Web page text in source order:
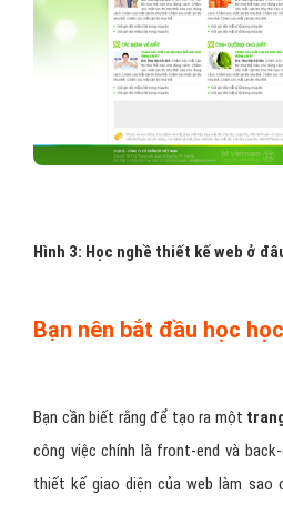
Hình 3: Học nghề thiết kế web ở
Bạn nên bắt đầu học
Bạn cần biết rằng để tạo ra một
công việc chính là front-end và
thiết kế giao diện của web làm sao